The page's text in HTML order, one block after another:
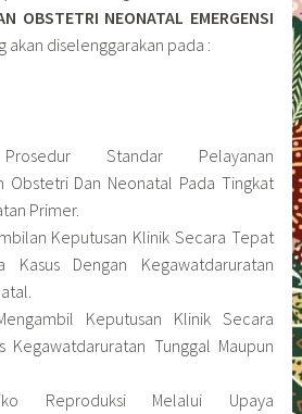
OBSTETRI NEONATAL EMERGENSI
akan diselenggarakan pada :
Prosedur Standar Pelayanan
Obstetri Dan Neonatal Pada Tingkat
Primer.
Keputusan Klinik Secara Tepat
Kasus Dengan Kegawatdaruratan
Keputusan Klinik Secara
Kegawatdaruratan Tunggal Maupun
Reproduksi Melalui Upaya